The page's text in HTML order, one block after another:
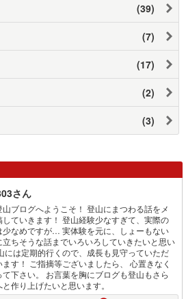
(39)
(7)
(17)
(2)
(3)
さん
山ブログへようこそ！ 登山にまつわる話をメ
していきます！ 登山経験少なすぎて、実際の
少なめですが… 実体験を元に、しょーもない
立ちそうな話までいろいろしていきたいと思い
には定期的行くので、成長も見守っていただ
す！ ご指摘等ございましたら、 心置きなく
て下さい。 お言葉を胸にブログも登山もさら
作り上げたいと思います。